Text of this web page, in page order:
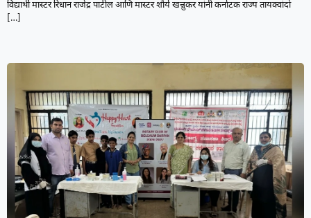
विद्यार्थी मास्टर रिधान राजेंद्र पाटील आणि मास्टर शौर्य खन्नुकर यांनी कर्नाटक राज्य तायक्वांदो
[…]